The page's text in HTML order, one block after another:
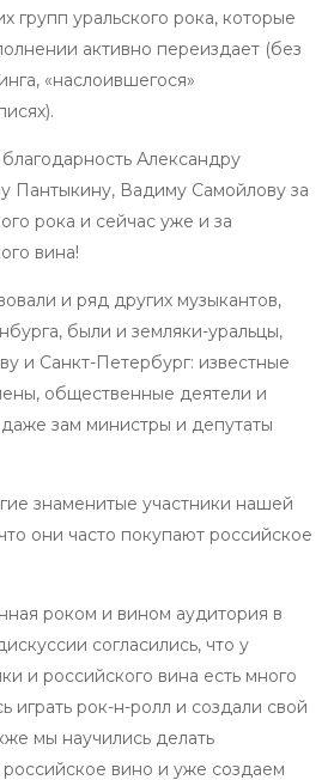
групп уральского рока, которые
активно переиздает (без
«наслоившегося»
Александру
Пантыкину, Вадиму Самойлову за
рока и сейчас уже и за
вина!
и ряд других музыкантов,
были и земляки-уральцы,
и Санкт-Петербург: известные
общественные деятели и
зам министры и депутаты
знаменитые участники нашей
они часто покупают российское
роком и вином аудитория в
согласились, что у
и российского вина есть много
играть рок-н-ролл и создали свой
мы научились делать
вино и уже создаем